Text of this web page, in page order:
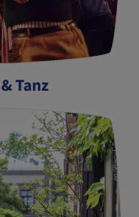
Tanz